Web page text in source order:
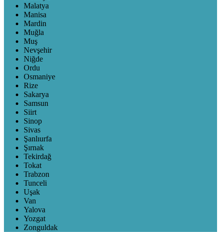
Malatya
Manisa
Mardin
Muğla
Muş
Nevşehir
Niğde
Ordu
Osmaniye
Rize
Sakarya
Samsun
Siirt
Sinop
Sivas
Şanlıurfa
Şırnak
Tekirdağ
Tokat
Trabzon
Tunceli
Uşak
Van
Yalova
Yozgat
Zonguldak